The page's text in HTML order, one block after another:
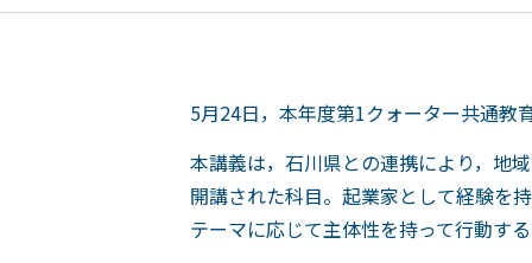
5月24日，本年度第1クォーター共通教
本講義は，石川県との連携により，地
開講された科目。起業家として経験を
テーマに応じて主体性を持って行動する